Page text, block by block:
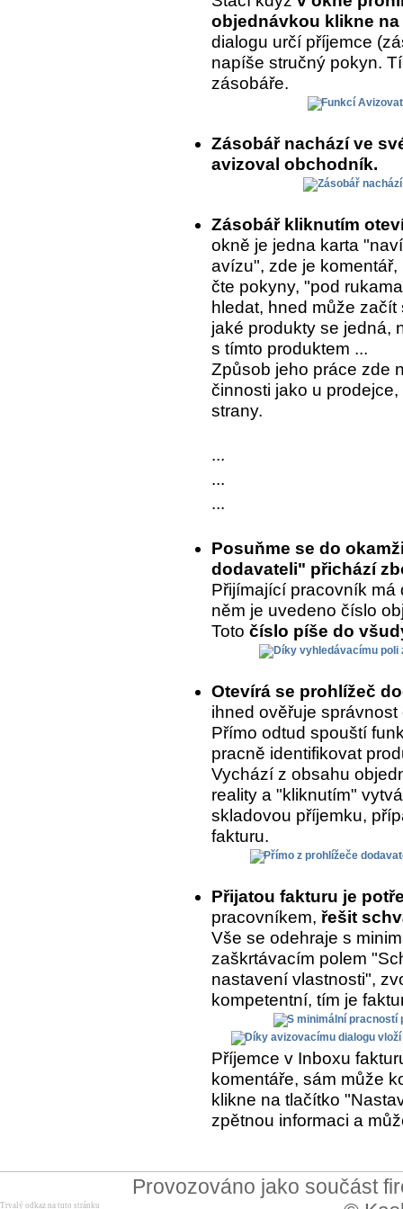
objednávkou klikne
dialogu určí příjemce
napíše stručný pokyn.
zásobáře.
Zásobář nachází ve
avizoval obchodník.
Zásobář kliknutím
okně je jedna karta
avízu", zde je
čte pokyny, "pod
hledat, hned může
jaké produkty se jedná,
s tímto produktem ...
Způsob jeho práce zde
činnosti jako u
strany.
...
...
...
Posuňme se do
dodavateli" přichází
Přijímající pracovník
něm je uvedeno číslo
Toto číslo píše do
Otevírá se prohlížeč
ihned ověřuje správnost
Přímo odtud spouští
pracně identifikovat
Vychází z obsahu
reality a "kliknutím"
skladovou příjemku,
fakturu.
Přijatou fakturu je
pracovníkem, řešit
Vše se odehraje s
zaškrtávacím polem
nastavení vlastnosti",
kompetentní, tím je
Příjemce v Inboxu
komentáře, sám může
klikne na tlačítko
zpětnou informaci a
Provozováno jako součást
Trvalý odkaz na tuto stránku